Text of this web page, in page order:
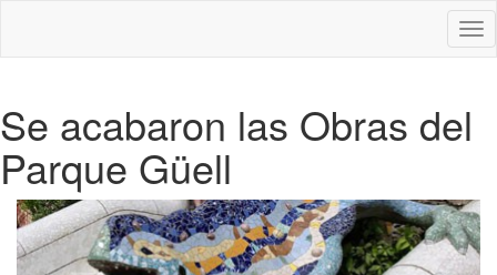
Se acabaron las Obras del
Parque Güell